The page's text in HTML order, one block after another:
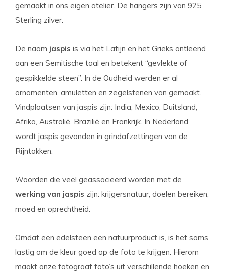
gemaakt in ons eigen atelier. De hangers zijn van 925
Sterling zilver.
De naam jaspis is via het Latijn en het Grieks ontleend
aan een Semitische taal en betekent “gevlekte of
gespikkelde steen”. In de Oudheid werden er al
ornamenten, amuletten en zegelstenen van gemaakt.
Vindplaatsen van jaspis zijn: India, Mexico, Duitsland,
Afrika, Australië, Brazilië en Frankrijk. In Nederland
wordt jaspis gevonden in grindafzettingen van de
Rijntakken.
Woorden die veel geassocieerd worden met de
werking van jaspis zijn: krijgersnatuur, doelen bereiken,
moed en oprechtheid.
Omdat een edelsteen een natuurproduct is, is het soms
lastig om de kleur goed op de foto te krijgen. Hierom
maakt onze fotograaf foto’s uit verschillende hoeken en